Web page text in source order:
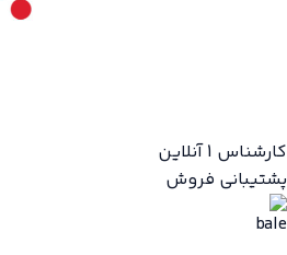
کارشناس 1 آنلاین
پشتیبانی فروش